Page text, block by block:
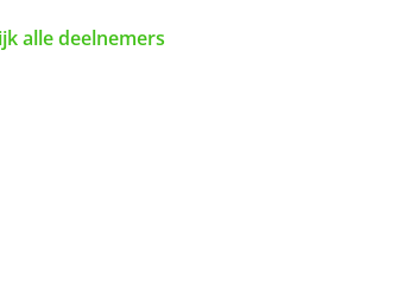
alle deelnemers